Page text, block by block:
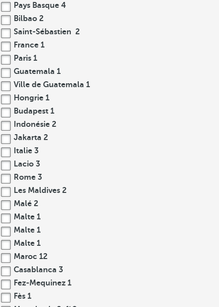
Pays Basque 4
Bilbao 2
Saint-Sébastien 2
France 1
Paris 1
Guatemala 1
Ville de Guatemala 1
Hongrie 1
Budapest 1
Indonésie 2
Jakarta 2
Italie 3
Lacio 3
Rome 3
Les Maldives 2
Malé 2
Malte 1
Malte 1
Malte 1
Maroc 12
Casablanca 3
Fez-Mequinez 1
Fès 1